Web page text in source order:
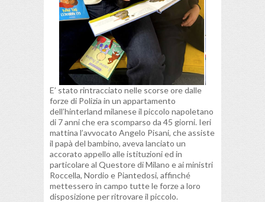
E’ stato rintracciato nelle scorse ore dalle
forze di Polizia in un appartamento
dell’hinterland milanese il piccolo napoletano
di 7 anni che era scomparso da 45 giorni. Ieri
mattina l’avvocato Angelo Pisani, che assiste
il papà del bambino, aveva lanciato un
accorato appello alle istituzioni ed in
particolare al Questore di Milano e ai ministri
Roccella, Nordio e Piantedosi, affinché
mettessero in campo tutte le forze a loro
disposizione per ritrovare il piccolo.